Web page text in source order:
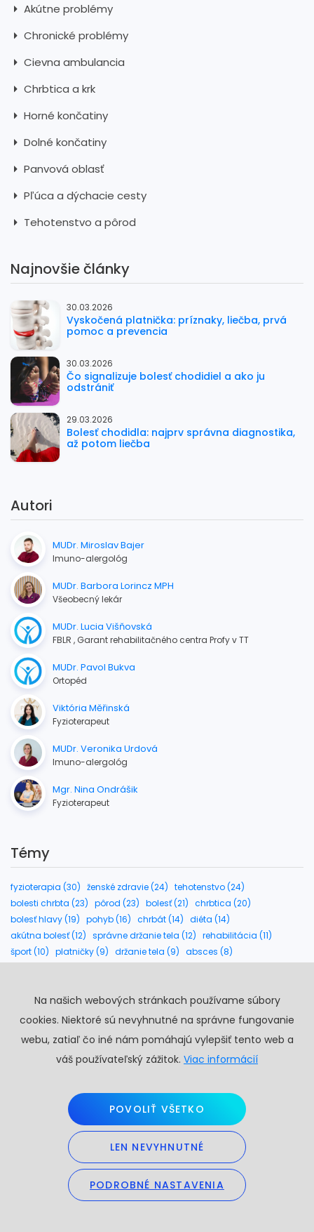
Akútne problémy
Chronické problémy
Cievna ambulancia
Chrbtica a krk
Horné končatiny
Dolné končatiny
Panvová oblasť
Pľúca a dýchacie cesty
Tehotenstvo a pôrod
Najnovšie články
30.03.2026
Vyskočená platnička: príznaky, liečba, prvá
pomoc a prevencia
30.03.2026
Čo signalizuje bolesť chodidiel a ako ju
odstrániť
29.03.2026
Bolesť chodidla: najprv správna diagnostika,
až potom liečba
Autori
MUDr. Miroslav Bajer
Imuno-alergológ
MUDr. Barbora Lorincz MPH
Všeobecný lekár
MUDr. Lucia Višňovská
FBLR , Garant rehabilitačného centra Profy v TT
MUDr. Pavol Bukva
Ortopéd
Viktória Měřinská
Fyzioterapeut
MUDr. Veronika Urdová
Imuno-alergológ
Mgr. Nina Ondrášik
Fyzioterapeut
Témy
fyzioterapia (30) ženské zdravie (24) tehotenstvo (24)
bolesti chrbta (23) pôrod (23) bolesť (21) chrbtica (20)
bolesť hlavy (19) pohyb (16) chrbát (14) diéta (14)
akútna bolesť (12) správne držanie tela (12) rehabilitácia (11)
šport (10) platničky (9) držanie tela (9) absces (8)
kardiovaskulárne ochorenia (7) rameno (7) masáž (6)
seknutie v krížoch liečba (6) seknutie v krížoch (6) artróza (6)
PROFY poskytuje zdravotnú starostlivosť o celý pohybový
aparát, cievy a orgány.
Na našich webových stránkach používame súbory
cookies. Niektoré sú nevyhnutné na správne fungovanie
webu, zatiaľ čo iné nám pomáhajú vylepšiť tento web a
váš používateľský zážitok. Viac informácií
PODROBNÉ NASTAVENIA
LEN NEVYHNUTNÉ
POVOLIŤ VŠETKO